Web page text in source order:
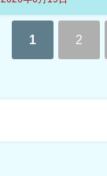
1 2